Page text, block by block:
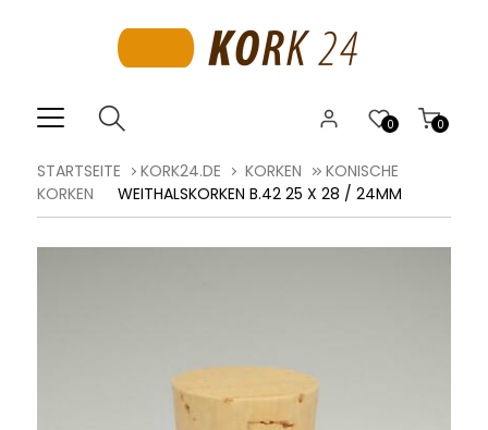
0
0
STARTSEITE KORK24.DE KORKEN
KONISCHE
KORKEN
WEITHALSKORKEN B.42 25 X 28 / 24MM